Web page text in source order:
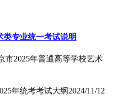
类专业统一考试说明
市2025年普通高等学校艺术
年统考考试大纲2024/11/12